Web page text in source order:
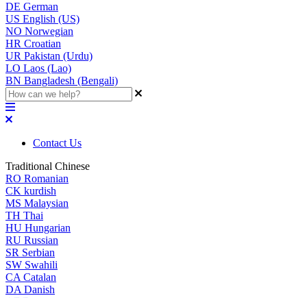
DE German
US English (US)
NO Norwegian
HR Croatian
UR Pakistan (Urdu)
LO Laos (Lao)
BN Bangladesh (Bengali)
Contact Us
Traditional Chinese
RO Romanian
CK kurdish
MS Malaysian
TH Thai
HU Hungarian
RU Russian
SR Serbian
SW Swahili
CA Catalan
DA Danish